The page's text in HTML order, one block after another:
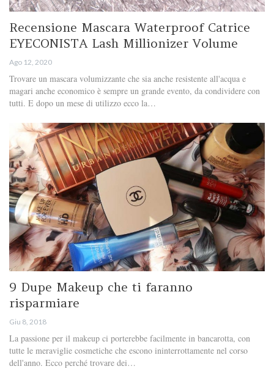
Recensione Mascara Waterproof Catrice
EYECONISTA Lash Millionizer Volume
Ago 12, 2020
Trovare un mascara volumizzante che sia anche resistente all'acqua e
magari anche economico è sempre un grande evento, da condividere con
tutti. E dopo un mese di utilizzo ecco la…
9 Dupe Makeup che ti faranno
risparmiare
Giu 8, 2018
La passione per il makeup ci porterebbe facilmente in bancarotta, con
tutte le meraviglie cosmetiche che escono ininterrottamente nel corso
dell'anno. Ecco perché trovare dei…